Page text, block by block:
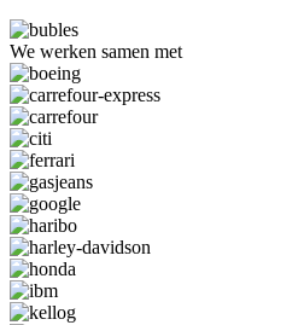
We werken samen met